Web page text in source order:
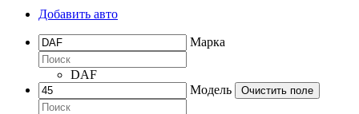
Добавить авто
Марка
DAF
Модель
Очистить поле